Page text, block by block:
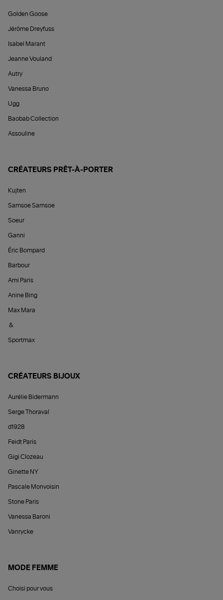
Golden Goose
Jérôme Dreyfuss
Isabel Marant
Jeanne Vouland
Autry
Vanessa Bruno
Ugg
Baobab Collection
Assouline
CRÉATEURS PRÊT-À-PORTER
Kujten
Samsoe Samsoe
Soeur
Ganni
Éric Bompard
Barbour
Ami Paris
Anine Bing
Max Mara
&
Sportmax
CRÉATEURS BIJOUX
Aurélie Bidermann
Serge Thoraval
d1928
Feidt Paris
Gigi Clozeau
Ginette NY
Pascale Monvoisin
Stone Paris
Vanessa Baroni
Vanrycke
MODE FEMME
Choisi pour vous